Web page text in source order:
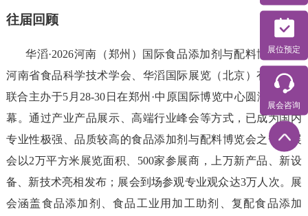
往届回顾
华滔·2026河南（郑州）国际食品添加剂与配料博览会由
河南省食品科学技术学会、华滔国际展览（北京）有限公司
联合主办于5月28-30日在郑州·中原国际博览中心圆满落下帷
幕。通过产业产品展示、高端行业峰会等方式，已成为国内
专业性极强、品质较高的食品添加剂与配料博览会之一。展
会以2万平方米展览面积、500家参展商，上万新产品、新设
备、新技术亮相发布；展会到场参观专业观众达3万人次。展
会涵盖食品添加剂、食品工业用加工助剂、复配食品添加
展位预定
展会咨询